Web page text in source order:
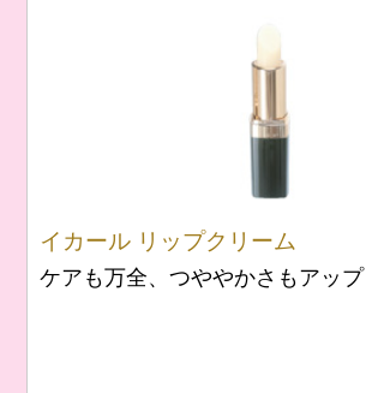
イカール リップクリーム
ケアも万全、つややかさもアップ